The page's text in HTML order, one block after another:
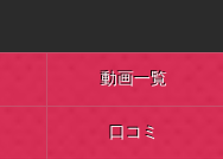
動画一覧
口コミ